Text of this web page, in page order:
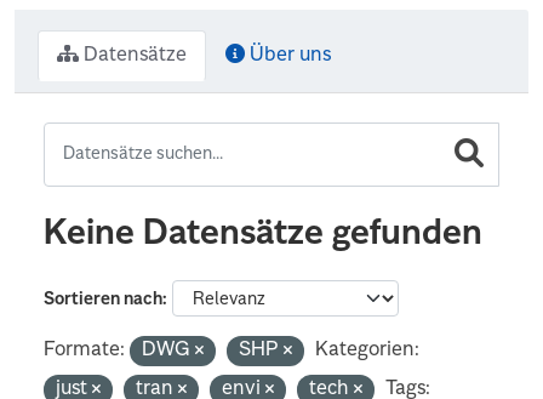
Datensätze Über uns
Keine Datensätze gefunden
Sortieren nach
Formate: DWG SHP
Kategorien:
just
tran envi tech
Tags: